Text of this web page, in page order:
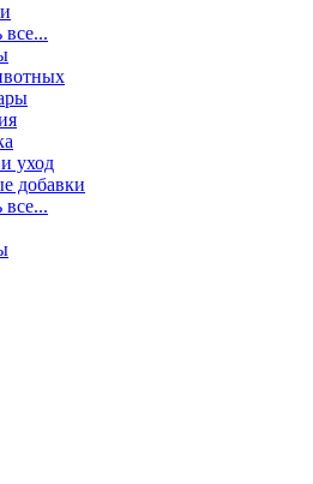
все...
уход
добавки
все...